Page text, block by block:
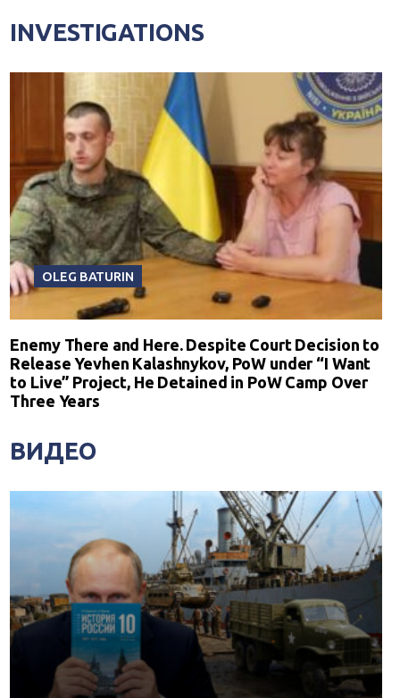
INVESTIGATIONS
OLEG BATURIN
Enemy There and Here. Despite Court Decision to
Release Yevhen Kalashnykov, PoW under “I Want
to Live” Project, He Detained in PoW Camp Over
Three Years
ВИДЕО